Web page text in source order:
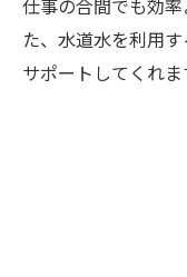
仕事の合間でも効
た、水道水を利用
サポートしてくれま